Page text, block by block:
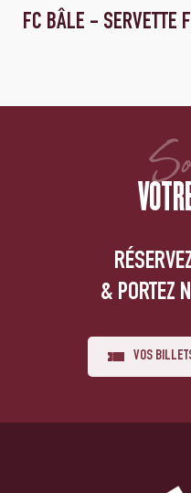
FC BÂLE - SERVETTE
& PORTEZ
VOS